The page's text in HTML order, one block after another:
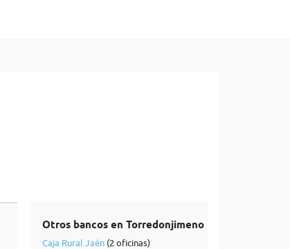
Otros bancos en Torredonjimeno
Caja Rural Jaén(2 oficinas)